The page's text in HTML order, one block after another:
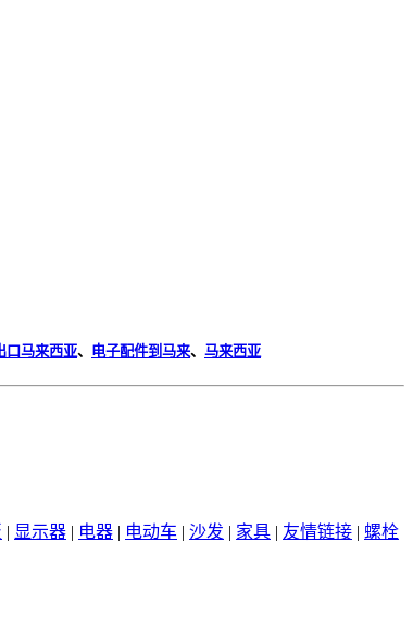
口马来西亚、 电子配件到马来、 马来西亚
| 显示器 | 电器 | 电动车 | 沙发 | 家具 | 友情链接 | 螺栓